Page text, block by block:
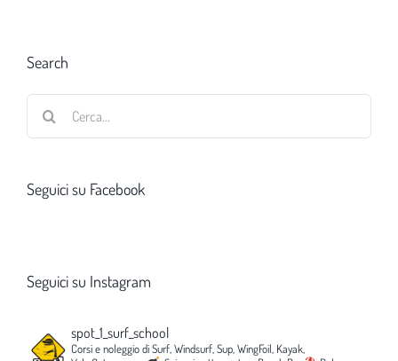
Search
Seguici su Facebook
Seguici su Instagram
spot_1_surf_school
Corsi e noleggio di Surf, Windsurf, Sup, WingFoil, Kayak,